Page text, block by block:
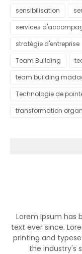
sensibilisation
services
stratégie d'entreprise
Team Building
team building
Technologie de
transformation
Lorem Ipsum has
text ever since.
printing and
the industry's